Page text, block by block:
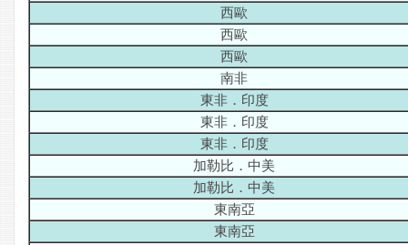
西歐
西歐
西歐
南非
東非．印度
東非．印度
東非．印度
加勒比．中美
加勒比．中美
東南亞
東南亞